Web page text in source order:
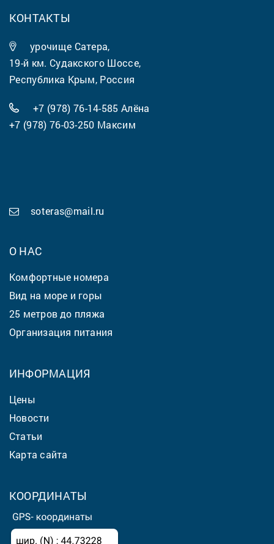
КОНТАКТЫ
урочище Сатера,
19-й км. Судакского Шоссе,
Республика Крым, Россия
+7 (978) 76-14-585 Алёна
+7 (978) 76-03-250 Максим
soteras@mail.ru
О НАС
Комфортные номера
Вид на море и горы
25 метров до пляжа
Организация питания
ИНФОРМАЦИЯ
Цены
Новости
Статьи
Карта сайта
КООРДИНАТЫ